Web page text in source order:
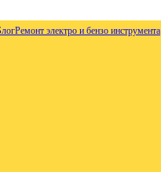
Ремонт электро и бензо инструмента